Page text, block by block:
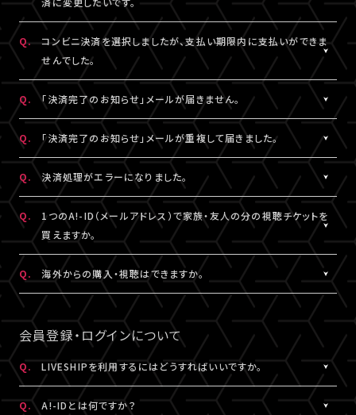
https://www.sbpayment.jp/support/how_to_pay/cvs/
認ください。
支払番号は、「マイページ」内「チケット購入情報」にも記載されて
おりますので、メールが未着の場合は上記をご確認のうえ、期限内
にお手続きください。
「マイページ」に記載がない場合や、支払期限を超過した場合は、
再度、チケット販売ページより、お手続きをお願いいたします。
ットを選択。
「支払い方法・コンビニの変更」から、「コンビニ決済をキャンセル」
を押してください。
コンビニ決済のキャンセル後、再度「マイページ」内「チケット購入
情報」にアクセスいただくと、「新たに手続きする」というボタンが
表示されます。
こちらより、改めてお手続きください。
※コンビニ決済のキャンセルには、15分ほどお時間がかかります。
※「決済取消中」のアイコンが表示されている間はお手続きができ
ません。
A.
コンビニ決済未入金の場合は、支払い方法をクレジットカード決済
に変更していただけます。
「マイページ」内「チケット購入情報」より、支払方法を変更したいチ
ケットを選択。
「支払い方法・コンビニの変更」から、「コンビニ決済をキャンセル」
を押してください。
コンビニ決済のキャンセル後、再度「マイページ」内「チケット購入
情報」にアクセスいただくと、「新たに手続きする」というボタンが
表示されます。
こちらより、クレジットカード決済を選択のうえ、改めてお手続きく
ださい。
※コンビニ決済のキャンセルには、15分ほどお時間がかかります。
※「決済取消中」のアイコンが表示されている間はお手続きができ
ません。
※コンビニにてご入金済みの場合は、変更できません。
Q.
コンビニ決済を選択しましたが、支払い期限内に支払いができま
せんでした。
支払い期限を過ぎてしまった場合は、再度、チケット販売ページか
らご購入手続きをお願いします。
Q. 「決済完了のお知らせ」メールが届きません。
A.
「決済完了のお知らせ」メールは、チケットご購入時にLIVESHIPに
ご登録いただいたA!-ID（メールアドレス）宛に
【@liveship.tokyo】ドメインから配信しております。
“迷惑メール”として自動振り分け・受信拒否されていないかご確
認ください。
「決済完了のお知らせ」メールが届かない場合は、「マイページ」内
「チケット購入情報」にてご確認ください。
チケットご購入済みの場合は、「決済完了のお知らせ」メールが届
いていなくても、ライブ配信・アーカイブ配信は問題なくご視聴いた
だけます。
「チケット購入情報」に、チケットが表示されていない場合は、ご購
入いただけていない状態です。
Q. 「決済完了のお知らせ」メールが重複して届きました。
A.
「決済完了のお知らせ」メールが2通以上届いた場合、誤ってチケッ
トを重複してご購入されている可能性がございます。
詳細を記載のうえ、こちら よりご連絡ください。
Q. 決済処理がエラーになりました。
A.
▼コンビニ決済にて、よくあるエラー
「髙」・「﨑」のような環境依存文字をお名前にご使用された場合、
コンビニシステム側の仕様により、受付できないエラーが発生する
ことがあります。環境依存文字でご登録の場合は、マイページ「基
本情報」内「会員情報」より常用漢字などにご変更いただくか、クレ
ジットカード決済をご利用ください。
▼クレジットカード決済にて、よくあるエラー
クレジットカード番号やセキュリティコードなどの誤入力、有効期
限外、限度額超過などによるエラーの可能性がございます。今一度
ご確認のうえ、お手続きください。
Q.
1つのA!-ID（メールアドレス）で家族・友人の分の視聴チケットを
買えますか。
A.
1つのA!-ID（メールアドレス）からご購入いただける視聴チケット
は、ご本人様の1枚分だけになります。ご視聴される方がそれぞれ
のA!-ID（メールアドレス）にて、視聴チケットを購入していただく必
要がございます。
※A!-IDについては［Q:A!-IDとは何ですか？］をご参照ください。
Q. 海外からの購入・視聴はできますか。
A.
原則、視聴チケットのご購入は可能です。
ご視聴については、推奨環境を満たしているかをご確認ください。
推奨環境を満たしていない場合は、ご視聴いただけない可能性が
あります。
また、各国の通信環境によりご視聴いただけない場合もございま
す。
会員登録・ログインについて
Q. LIVESHIPを利用するにはどうすればいいですか。
LIVESHIPを利用するには、A!-ID（メールアドレス）が必要です。
Q. A!-IDとは何ですか？